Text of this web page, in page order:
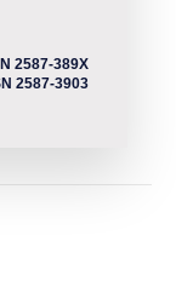
2587-389X
2587-3903